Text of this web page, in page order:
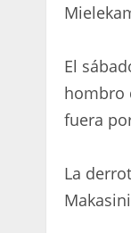
El
hombro
fuera
La